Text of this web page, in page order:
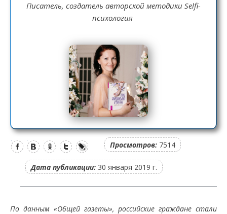
Писатель, создатель авторской методики Selfi-
психология
Просмотров: 7514
Дата публикации: 30 января 2019 г.
По данным «Общей газеты», российские граждане стали